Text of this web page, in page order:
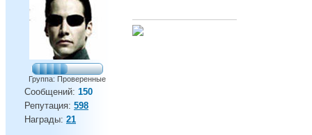
Группа: Проверенные
Сообщений: 150
Репутация: 598
Награды: 21